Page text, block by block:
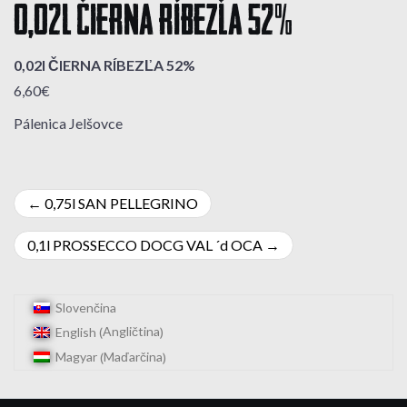
0,02l ČIERNA RÍBEZĽA 52%
0,02l ČIERNA RÍBEZĽA 52%
6,60€
Pálenica Jelšovce
Navigácia
v
0,75l SAN PELLEGRINO
0,1l PROSSECCO DOCG VAL ´d OCA
Slovenčina
English (Angličtina)
Magyar(Maďarčina)